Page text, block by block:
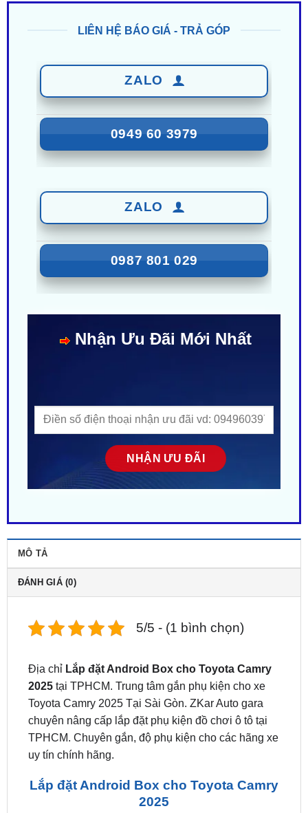
0949 60 3979
0987 801 029
ĐÁNH GIÁ (0)
Địa chỉ
Lắp đặt Android Box cho Toyota Camry
Toyota Camry 2025 Tại Sài Gòn. ZKar Auto gara
chuyên nâng cấp lắp đặt phụ kiện đồ chơi ô tô tại
TPHCM. Chuyên gắn, độ phụ kiện cho các hãng xe
uy tín chính hãng.
Lắp đặt Android Box cho Toyota Camry